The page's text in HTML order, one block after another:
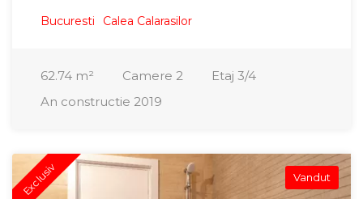
Bucuresti Calea Calarasilor
62.74 m² Camere 2 Etaj 3/4
An constructie 2019
Exclusiv Vandut